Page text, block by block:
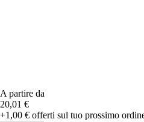
A partire da
20,01 €
+1,00 € offerti sul tuo prossimo